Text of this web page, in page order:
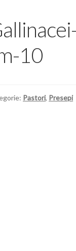
10
Pastori, Presepi